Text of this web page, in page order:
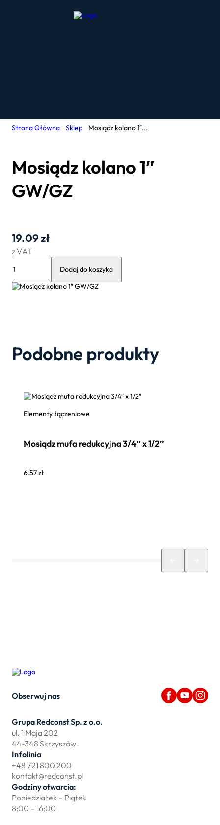
Strona Główna Sklep Mosiądz kolano 1″...
Mosiądz kolano 1″
GW/GZ
19.09zł
z VAT
Mosiądz
1″
GW/GZ
Dodaj do koszyka
Podobne produkty
Elementy łączeniowe
Mosiądz mufa redukcyjna 3/4″ x 1/2″
6.57zł
Obserwuj nas
Grupa Redconst Sp. z o.o.
ul. 1 Maja 202
44-348 Skrzyszów
Infolinia
+48 721 800 200
kontakt@redconst.pl
Godziny otwarcia:
Poniedziałek – Piątek
8:00 – 16:00